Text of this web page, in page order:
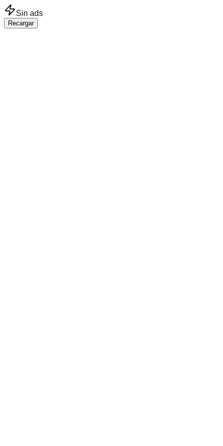
Saltar al contenido principal
Sin ads
Recargar